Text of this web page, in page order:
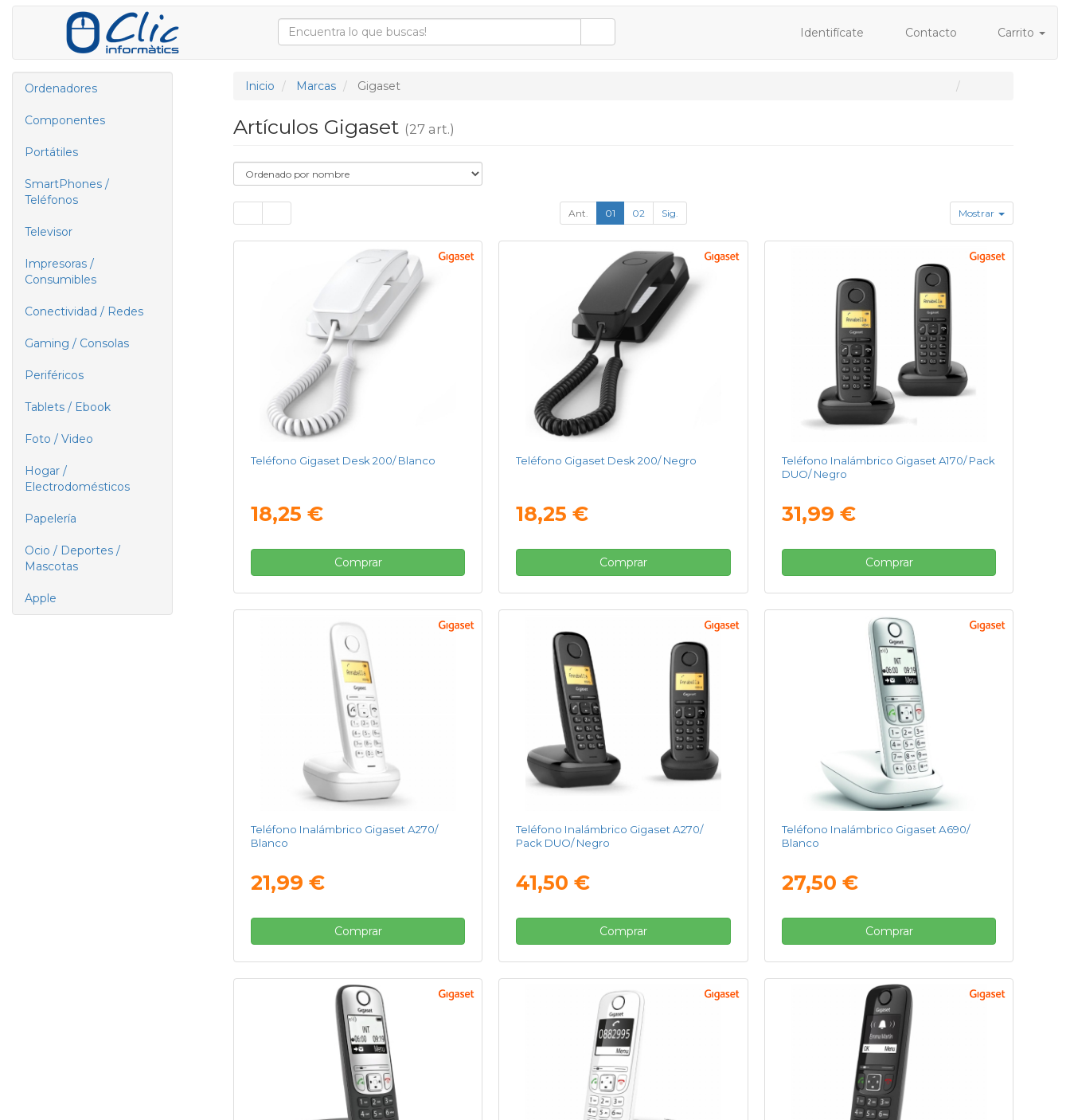
Identifícate Contacto Carrito
Ordenadores
Componentes
Portátiles
SmartPhones /
Teléfonos
Televisor
Impresoras /
Consumibles
Conectividad / Redes
Gaming / Consolas
Periféricos
Tablets / Ebook
Foto / Video
Hogar /
Electrodomésticos
Papelería
Ocio / Deportes /
Mascotas
Apple
Inicio Marcas Gigaset
Artículos Gigaset (27 art.)
Ant. 01 02 Sig. Mostrar
Teléfono Gigaset Desk 200/ Blanco
18,25 €
Comprar
Teléfono Gigaset Desk 200/ Negro
18,25 €
Comprar
Teléfono Inalámbrico Gigaset A170/ Pack
DUO/ Negro
31,99 €
Comprar
Teléfono Inalámbrico Gigaset A270/
Blanco
21,99 €
Comprar
Teléfono Inalámbrico Gigaset A270/
Pack DUO/ Negro
41,50 €
Comprar
Teléfono Inalámbrico Gigaset A690/
Blanco
27,50 €
Comprar